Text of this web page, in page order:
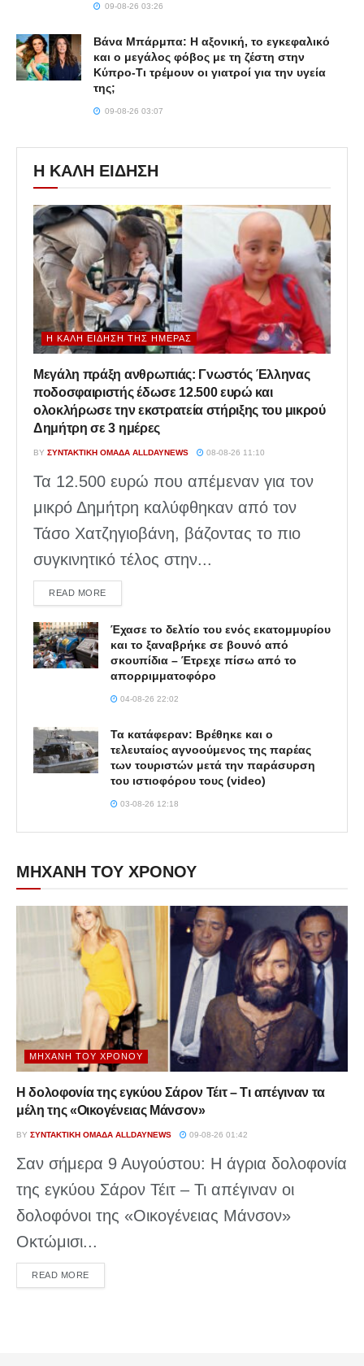
09-08-26 03:26
Βάνα Μπάρμπα: Η αξονική, το εγκεφαλικό
και ο μεγάλος φόβος με τη ζέστη στην
Κύπρο-Τι τρέμουν οι γιατροί για την υγεία
της;
09-08-26 03:07
Η ΚΑΛΗ ΕΙΔΗΣΗ
Η ΚΑΛΉ ΕΊΔΗΣΗ ΤΗΣ ΗΜΈΡΑΣ
Μεγάλη πράξη ανθρωπιάς: Γνωστός Έλληνας
ποδοσφαιριστής έδωσε 12.500 ευρώ και
ολοκλήρωσε την εκστρατεία στήριξης του μικρού
Δημήτρη σε 3 ημέρες
BY ΣΥΝΤΑΚΤΙΚΉ ΟΜΆΔΑ ALLDAYNEWS 08-08-26 11:10
Τα 12.500 ευρώ που απέμεναν για τον
μικρό Δημήτρη καλύφθηκαν από τον
Τάσο Χατζηγιοβάνη, βάζοντας το πιο
συγκινητικό τέλος στην...
READ MOREDETAILS
Έχασε το δελτίο του ενός εκατομμυρίου
και το ξαναβρήκε σε βουνό από
σκουπίδια – Έτρεχε πίσω από το
απορριμματοφόρο
04-08-26 22:02
Τα κατάφεραν: Βρέθηκε και ο
τελευταίος αγνοούμενος της παρέας
των τουριστών μετά την παράσυρση
του ιστιοφόρου τους (video)
03-08-26 12:18
ΜΗΧΑΝΗ ΤΟΥ ΧΡΟΝΟΥ
ΜΗΧΑΝΉ ΤΟΥ ΧΡΌΝΟΥ
Η δολοφονία της εγκύου Σάρον Τέιτ – Τι απέγιναν τα
μέλη της «Οικογένειας Μάνσον»
BY ΣΥΝΤΑΚΤΙΚΉ ΟΜΆΔΑ ALLDAYNEWS 09-08-26 01:42
Σαν σήμερα 9 Αυγούστου: Η άγρια δολοφονία
της εγκύου Σάρον Τέιτ – Τι απέγιναν οι
δολοφόνοι της «Οικογένειας Μάνσον»
Οκτώμισι...
READ MOREDETAILS